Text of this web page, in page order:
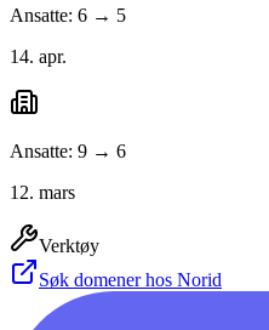
Ansatte: 6 → 5
14. apr.
Ansatte: 9 → 6
12. mars
Verktøy
Søk domener hos Norid